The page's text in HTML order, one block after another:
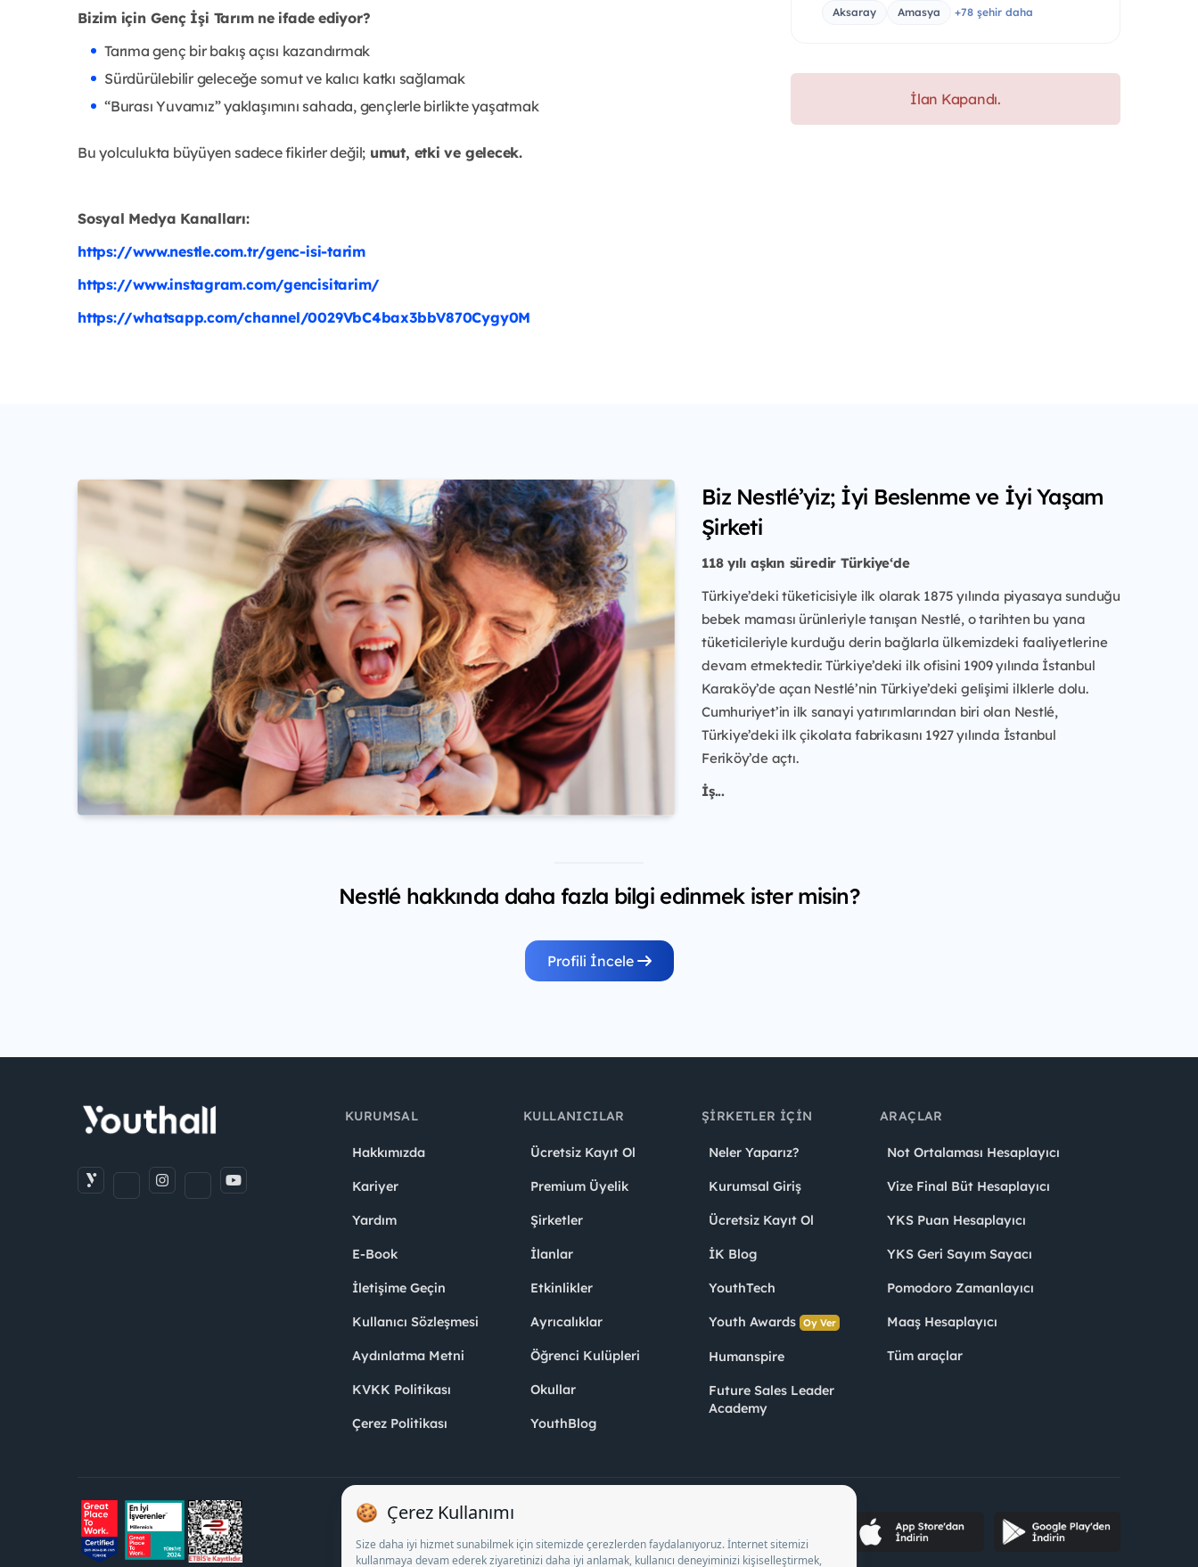
Bizim için Genç İşi Tarım ne ifade ediyor?
Tarıma genç bir bakış açısı kazandırmak
Sürdürülebilir geleceğe somut ve kalıcı katkı sağlamak
“Burası Yuvamız” yaklaşımını sahada, gençlerle birlikte yaşatmak
Bu yolculukta büyüyen sadece fikirler değil; umut, etki ve gelecek.
Sosyal Medya Kanalları:
https://www.nestle.com.tr/genc-isi-tarim
https://www.instagram.com/gencisitarim/
https://whatsapp.com/channel/0029VbC4bax3bbV870Cygy0M
Aksaray
Amasya +78 şehir daha
İlan Kapandı.
Biz Nestlé’yiz; İyi Beslenme ve İyi Yaşam
Şirketi
118 yılı aşkın süredir Türkiye‘de
Türkiye’deki tüketicisiyle ilk olarak 1875 yılında piyasaya sunduğu
bebek maması ürünleriyle tanışan Nestlé, o tarihten bu yana
tüketicileriyle kurduğu derin bağlarla ülkemizdeki faaliyetlerine
devam etmektedir. Türkiye’deki ilk ofisini 1909 yılında İstanbul
Karaköy’de açan Nestlé’nin Türkiye’deki gelişimi ilklerle dolu.
Cumhuriyet’in ilk sanayi yatırımlarından biri olan Nestlé,
Türkiye’deki ilk çikolata fabrikasını 1927 yılında İstanbul
Feriköy’de açtı.
İş...
Nestlé hakkında daha fazla bilgi edinmek ister misin?
Profili İncele
KURUMSAL
Hakkımızda
Kariyer
Yardım
E-Book
İletişime Geçin
Kullanıcı Sözleşmesi
Aydınlatma Metni
KVKK Politikası
Çerez Politikası
KULLANICILAR
Ücretsiz Kayıt Ol
Premium Üyelik
Şirketler
İlanlar
Etkinlikler
Ayrıcalıklar
Öğrenci Kulüpleri
Okullar
YouthBlog
ŞIRKETLER İÇIN
Neler Yaparız?
Kurumsal Giriş
Ücretsiz Kayıt Ol
İK Blog
YouthTech
Youth Awards Oy Ver
Humanspire
Future Sales Leader
Academy
ARAÇLAR
Not Ortalaması Hesaplayıcı
Vize Final Büt Hesaplayıcı
YKS Puan Hesaplayıcı
YKS Geri Sayım Sayacı
Pomodoro Zamanlayıcı
Maaş Hesaplayıcı
Tüm araçlar